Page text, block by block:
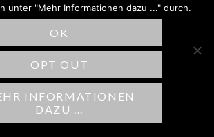
EINEN
Adresse wird nicht
Erforderliche Felder sind
unter "Mehr Informationen dazu ..." durch.
OK
OPT OUT
INFORMATIONEN
DAZU ...